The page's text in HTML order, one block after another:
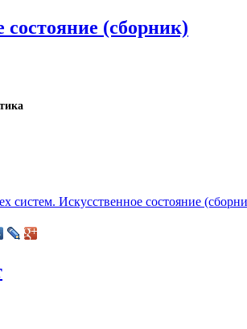
состояние (сборник)
систем. Искусственное состояние